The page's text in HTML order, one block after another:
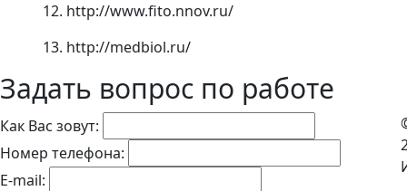
12. http://www.fito.nnov.ru/
13. http://medbiol.ru/
Задать вопрос по работе
Как Вас зовут:
Номер телефона:
E-mail: